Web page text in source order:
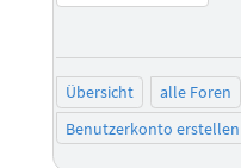
Übersicht alle Foren
Benutzerkonto erstellen